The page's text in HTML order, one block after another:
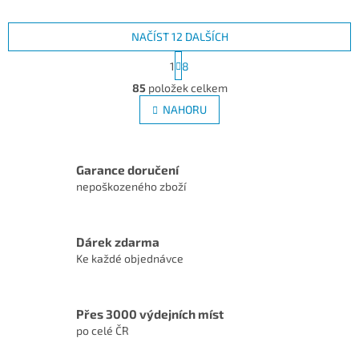
O
v
l
á
c
í
y
p
i
NAČÍST 12 DALŠÍCH
t
r
á
n
k
á
n
í
1
8
85 položek celkem
NAHORU
Garance doručení
nepoškozeného zboží
Dárek zdarma
Ke každé objednávce
Přes 3000 výdejních míst
po celé ČR